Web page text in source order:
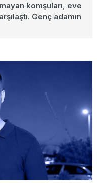
komşuları, eve
Genç adamın